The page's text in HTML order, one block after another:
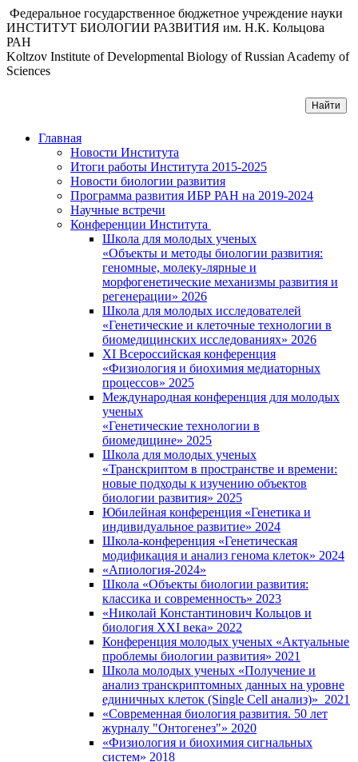
Федеральное государственное бюджетное учреждение науки
ИНСТИТУТ БИОЛОГИИ РАЗВИТИЯ им. Н.К. Кольцова
РАН
Koltzov Institute of Developmental Biology of Russian Academy of
Sciences
Главная
Новости Института
Итоги работы Института 2015-2025
Новости биологии развития
Программа развития ИБР РАН на 2019-2024
Научные встречи
Конференции Института
Школа для молодых ученых
«Объекты и методы биологии развития:
геномные, молеку-лярные и
морфогенетические механизмы развития и
регенерации» 2026
Школа для молодых исследователей
«Генетические и клеточные технологии в
биомедицинских исследованиях» 2026
XI Всероссийская конференция
«Физиология и биохимия медиаторных
процессов» 2025
Международная конференция для молодых
ученых
«Генетические технологии в
биомедицине» 2025
Школа для молодых ученых
«Транскриптом в пространстве и времени:
новые подходы к изучению объектов
биологии развития» 2025
Юбилейная конференция «Генетика и
индивидуальное развитие» 2024
Школа-конференция «Генетическая
модификация и анализ генома клеток» 2024
«Апиология-2024»
Школа «Объекты биологии развития:
классика и современность» 2023
«Николай Константинович Кольцов и
биология XXI века» 2022
Конференция молодых ученых «Актуальные
проблемы биологии развития» 2021
Школа молодых ученых «Получение и
анализ транскриптомных данных на уровне
единичных клеток (Single Cell анализ)» 2021
«Современная биология развития. 50 лет
журналу "Онтогенез"» 2020
«Физиология и биохимия сигнальных
систем» 2018